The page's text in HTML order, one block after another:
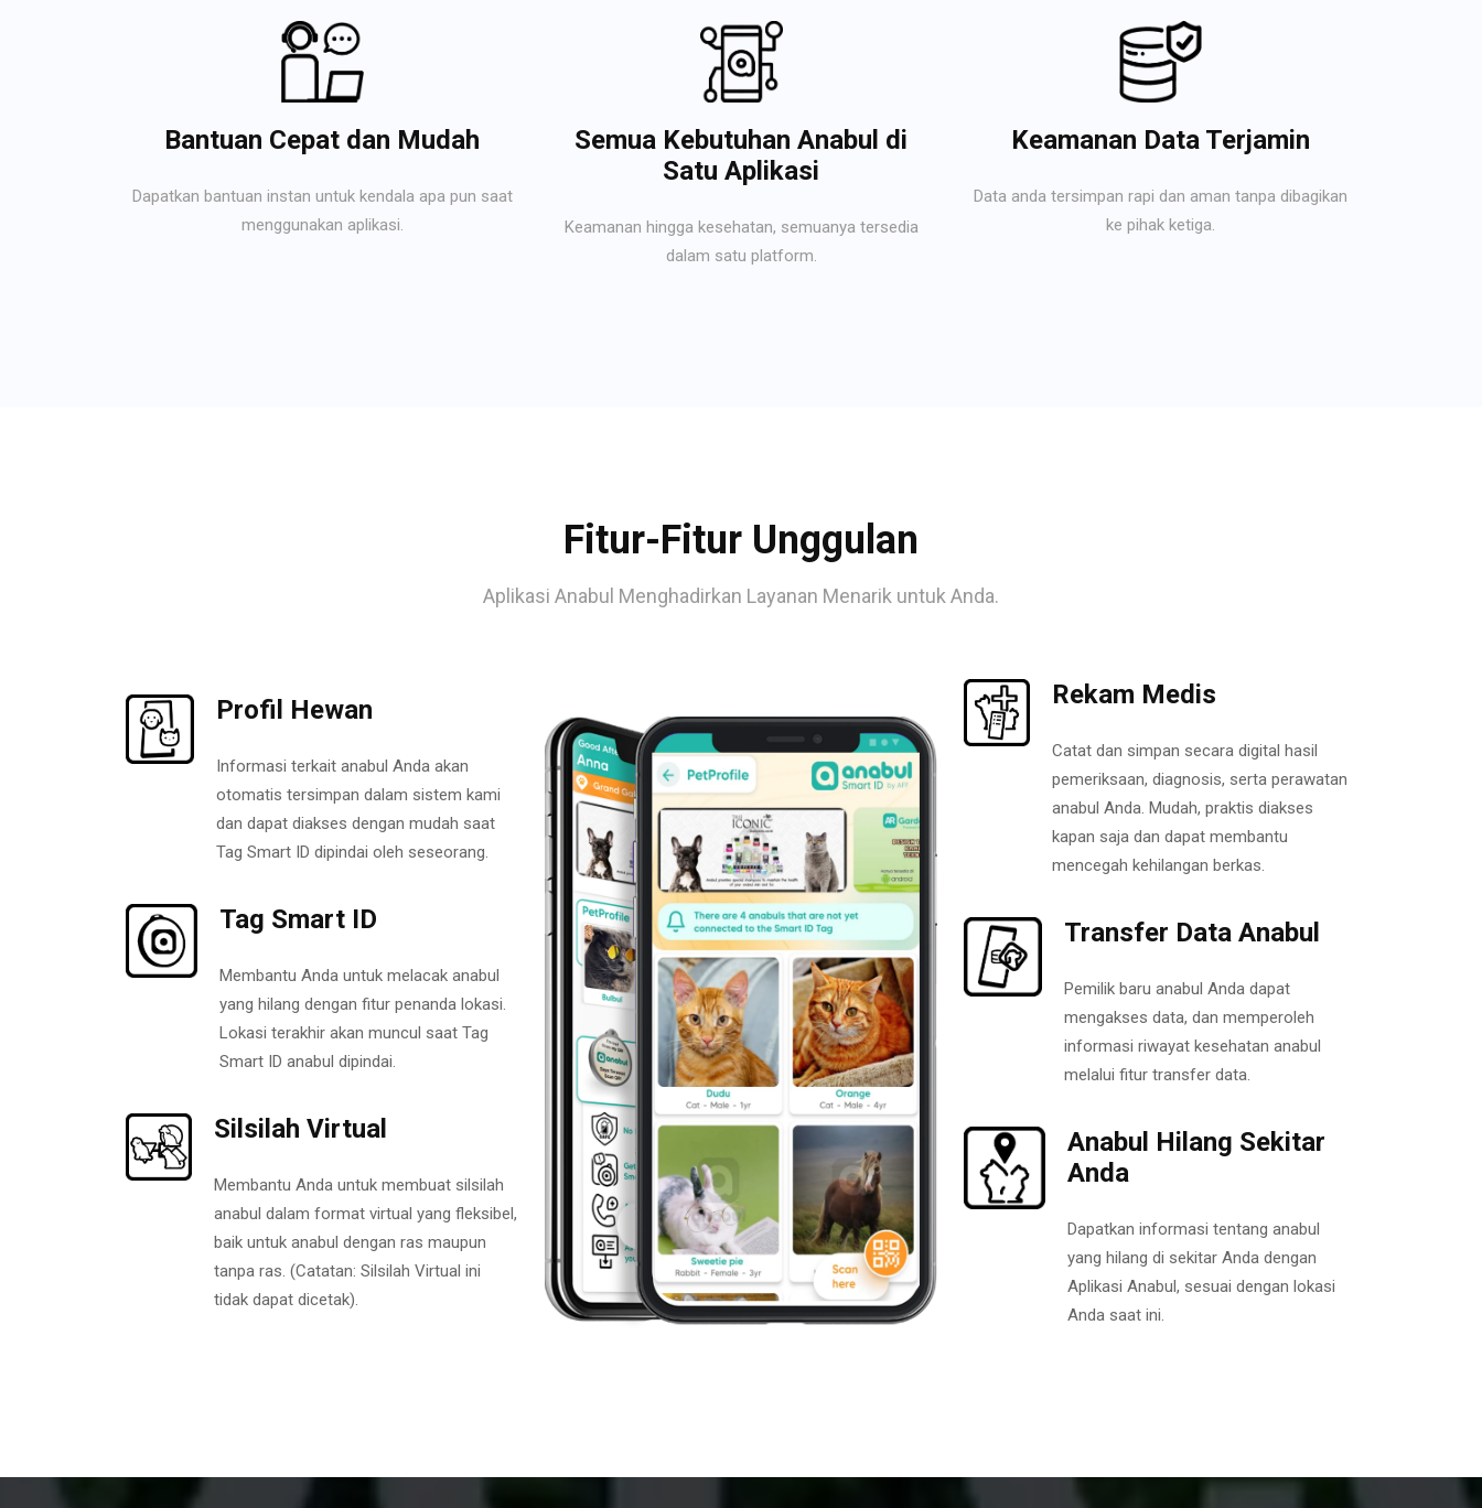
Bantuan Cepat dan Mudah
Dapatkan bantuan instan untuk kendala apa pun saat
menggunakan aplikasi.
Semua Kebutuhan Anabul di
Satu Aplikasi
Keamanan hingga kesehatan, semuanya tersedia
dalam satu platform.
Keamanan Data Terjamin
Data anda tersimpan rapi dan aman tanpa dibagikan
ke pihak ketiga.
Fitur-Fitur Unggulan
Aplikasi Anabul Menghadirkan Layanan Menarik untuk Anda.
Profil Hewan
Informasi terkait anabul Anda akan
otomatis tersimpan dalam sistem kami
dan dapat diakses dengan mudah saat
Tag Smart ID dipindai oleh seseorang.
Tag Smart ID
Membantu Anda untuk melacak anabul
yang hilang dengan fitur penanda lokasi.
Lokasi terakhir akan muncul saat Tag
Smart ID anabul dipindai.
Silsilah Virtual
Membantu Anda untuk membuat silsilah
anabul dalam format virtual yang fleksibel,
baik untuk anabul dengan ras maupun
tanpa ras. (Catatan: Silsilah Virtual ini
tidak dapat dicetak).
Rekam Medis
Catat dan simpan secara digital hasil
pemeriksaan, diagnosis, serta perawatan
anabul Anda. Mudah, praktis diakses
kapan saja dan dapat membantu
mencegah kehilangan berkas.
Transfer Data Anabul
Pemilik baru anabul Anda dapat
mengakses data, dan memperoleh
informasi riwayat kesehatan anabul
melalui fitur transfer data.
Anabul Hilang Sekitar
Anda
Dapatkan informasi tentang anabul
yang hilang di sekitar Anda dengan
Aplikasi Anabul, sesuai dengan lokasi
Anda saat ini.